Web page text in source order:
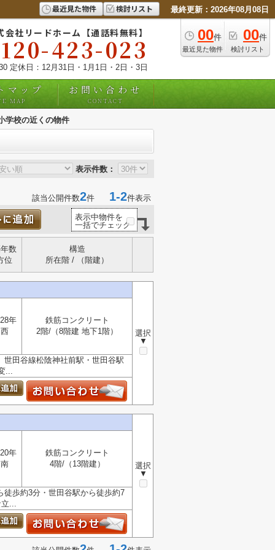
最近見た物件 検討リスト 最終更新：2026年08月08日
00件
最近見た物件
00件
検討リスト
会社リードホーム【通話料無料】
423-023
定休日：12月31日・1月1日・2日・3日
マップ
MAP
お問い合わせ
CONTACT
学校の近くの物件
表示件数：
該当公開件数2件 1-2件表示
表示中物件を
一括でチェック
数
位
構造
所在階 / （階建）
選択
▼
年
西
鉄筋コンクリート
2階/（8階建 地下1階）
田谷線松陰神社前駅・世田谷駅
...
選択
▼
年
南
鉄筋コンクリート
4階/（13階建）
歩約3分・世田谷駅から徒歩約7
...